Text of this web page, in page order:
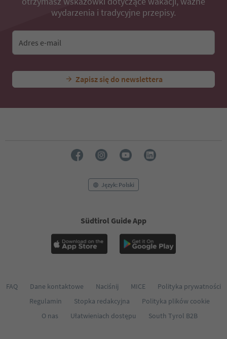
wydarzenia i tradycyjne przepisy.
Adres e-mail
Zapisz się do newslettera
Język: Polski
Südtirol Guide App
FAQ Dane kontaktowe Naciśnij MICE
Polityka prywatności
Regulamin
Stopka redakcyjna
Polityka plików cookie
O nas
Ułatwieniach dostępu South Tyrol B2B